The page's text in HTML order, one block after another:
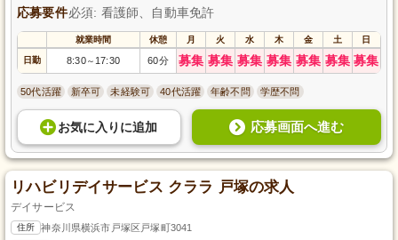
応募要件必須: 看護師、自動車免許
就業時間 休憩 月 火 水 木 金 土 日
日勤 8:30～ 17:30 60分 募集 募集 募集 募集 募集 募集 募集
50代活躍 新卒可 未経験可 40代活躍 年齢不問 学歴不問
お気に入り に追加 応募画面へ進む
リハビリデイサービス クララ 戸塚の求人
デイサービス
住所 神奈川県横浜市戸塚区戸塚町3041